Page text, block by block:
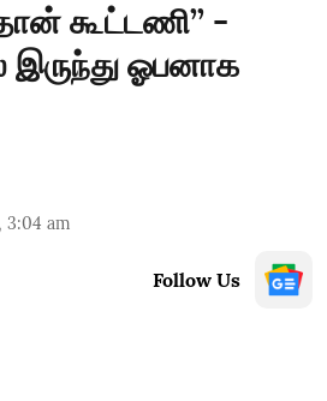
கூட்டணி’’ -
இருந்து ஓபனாக
3:04 am
Follow Us